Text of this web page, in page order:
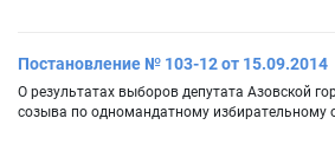
Постановление № 103-12 от 15.09.2014
О результатах выборов депутата Азовской
созыва по одномандатному избирательному